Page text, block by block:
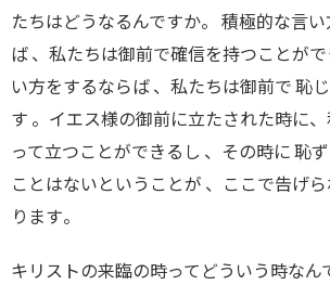
たちはどうなるんですか。
積極的な言
ば 、 私たちは御前で確信を持つことがで
い方をするならば 、 私たちは御前で 恥
す 。 イエス様の御前に立たされた時に、
って立つことができるし 、
その時に 恥
ことはないということが 、
ここで告げ
ります。
キリストの来臨の時ってどういう時なん